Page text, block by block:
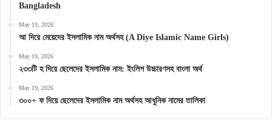
Bangladesh
May 19, 2026
আ দিয়ে মেয়েদের ইসলামিক নাম অর্থসহ (A Diye Islamic Name Girls)
May 19, 2026
২৩৩টি হ দিয়ে ছেলেদের ইসলামিক নাম: ইংলিশ উচ্চারণসহ বাংলা অর্থ
May 19, 2026
৩০০+ ফ দিয়ে ছেলেদের ইসলামিক নাম অর্থসহ আধুনিক নামের তালিকা